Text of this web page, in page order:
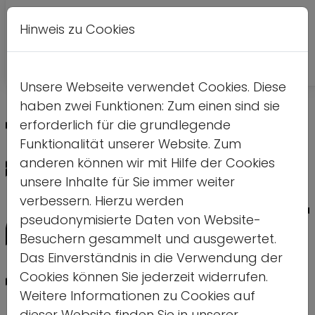
Hinweis zu Cookies
Unsere Webseite verwendet Cookies. Diese
haben zwei Funktionen: Zum einen sind sie
erforderlich für die grundlegende
Funktionalität unserer Website. Zum
anderen können wir mit Hilfe der Cookies
unsere Inhalte für Sie immer weiter
verbessern. Hierzu werden
pseudonymisierte Daten von Website-
Besuchern gesammelt und ausgewertet.
Das Einverständnis in die Verwendung der
Cookies können Sie jederzeit widerrufen.
Weitere Informationen zu Cookies auf